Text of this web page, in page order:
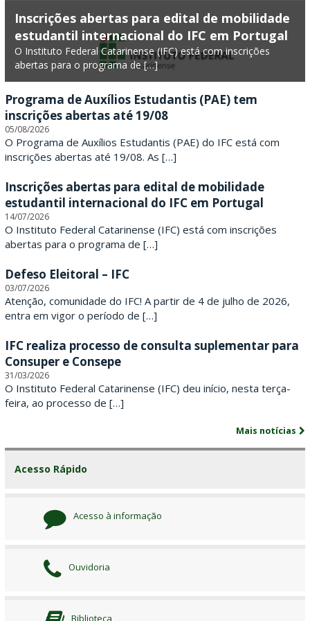
F
e
d
e
r
a
l
C
a
t
a
r
i
n
e
s
e
Inscrições abertas para edital de mobilidade
estudantil internacional do IFC em Portugal
O Instituto Federal Catarinense (IFC) está com inscrições
abertas para o programa de […]
Programa de Auxílios Estudantis (PAE) tem
inscrições abertas até 19/08
05/08/2026
O Programa de Auxílios Estudantis (PAE) do IFC está com
inscrições abertas até 19/08. As […]
Inscrições abertas para edital de mobilidade
estudantil internacional do IFC em Portugal
14/07/2026
O Instituto Federal Catarinense (IFC) está com inscrições
abertas para o programa de […]
Defeso Eleitoral – IFC
03/07/2026
Atenção, comunidade do IFC! A partir de 4 de julho de 2026,
entra em vigor o período de […]
IFC realiza processo de consulta suplementar para
Consuper e Consepe
31/03/2026
O Instituto Federal Catarinense (IFC) deu início, nesta terça-
feira, ao processo de […]
Mais notícias
Acesso Rápido
Acesso à informação
Ouvidoria
Biblioteca